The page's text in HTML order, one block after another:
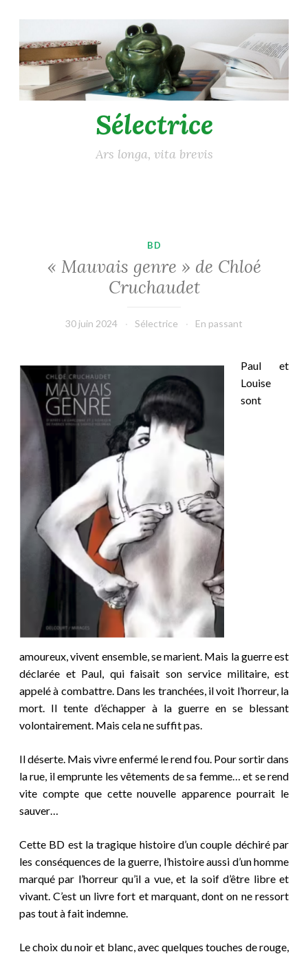
au
contenu
principal
Sélectrice
Ars longa, vita brevis
BD
« Mauvais genre » de Chloé
Cruchaudet
30 juin 2024 Sélectrice En passant
Paul et
Louise
sont
amoureux, vivent ensemble, se marient. Mais la guerre est
déclarée et Paul, qui faisait son service militaire, est
appelé à combattre. Dans les tranchées, il voit l’horreur, la
mort. Il tente d’échapper à la guerre en se blessant
volontairement. Mais cela ne suffit pas.
Il déserte. Mais vivre enfermé le rend fou. Pour sortir dans
la rue, il emprunte les vêtements de sa femme… et se rend
vite compte que cette nouvelle apparence pourrait le
sauver…
Cette BD est la tragique histoire d’un couple déchiré par
les conséquences de la guerre, l’histoire aussi d’un homme
marqué par l’horreur qu’il a vue, et la soif d’être libre et
vivant. C’est un livre fort et marquant, dont on ne ressort
pas tout à fait indemne.
Le choix du noir et blanc, avec quelques touches de rouge,